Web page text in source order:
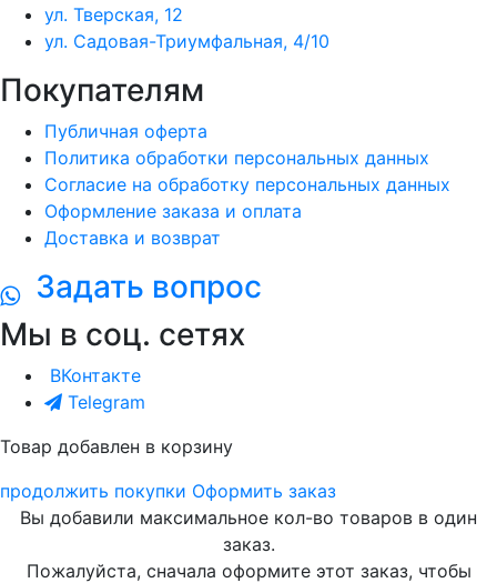
ул. Тверская, 12
ул. Садовая-Триумфальная, 4/10
Покупателям
Публичная оферта
Политика обработки персональных данных
Согласие на обработку персональных данных
Оформление заказа и оплата
Доставка и возврат
Задать вопрос
Мы в соц. сетях
ВКонтакте
Telegram
Товар добавлен в корзину
продолжить покупки Оформить заказ
Вы добавили максимальное кол-во товаров в один
заказ.
Пожалуйста, сначала оформите этот заказ, чтобы